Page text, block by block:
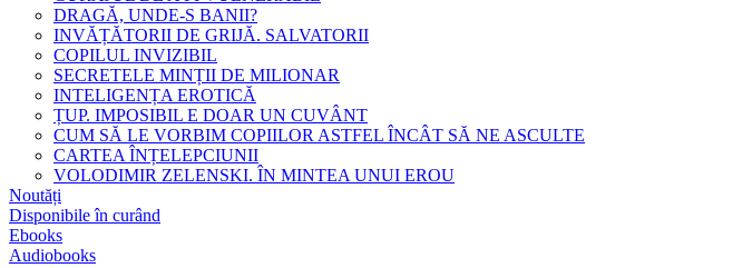
DRAGĂ, UNDE-S BANII?
INVĂȚĂTORII DE GRIJĂ. SALVATORII
COPILUL INVIZIBIL
SECRETELE MINȚII DE MILIONAR
INTELIGENȚA EROTICĂ
ȚUP. IMPOSIBIL E DOAR UN CUVÂNT
CUM SĂ LE VORBIM COPIILOR ASTFEL ÎNCÂT SĂ NE ASCULTE
CARTEA ÎNȚELEPCIUNII
VOLODIMIR ZELENSKI. ÎN MINTEA UNUI EROU
Noutăți
Disponibile în curând
Ebooks
Audiobooks